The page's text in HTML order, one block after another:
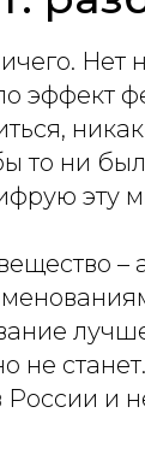
Нет
эффект
то ни
эту
–
не
России и